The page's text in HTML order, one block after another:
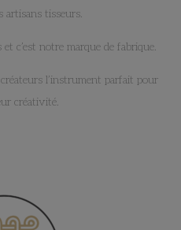
artisans tisseurs.
c’est notre marque de fabrique.
l’instrument parfait pour
créativité.